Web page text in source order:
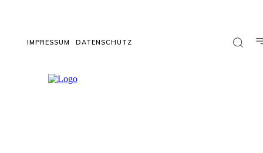
IMPRESSUM DATENSCHUTZ